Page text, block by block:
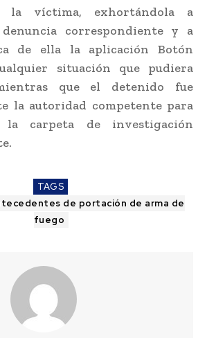
la víctima, exhortándola a
correspondiente y a
de ella la aplicación Botón
situación que pudiera
que el detenido fue
la autoridad competente para
carpeta de investigación
TAGS
de portación de arma de
fuego